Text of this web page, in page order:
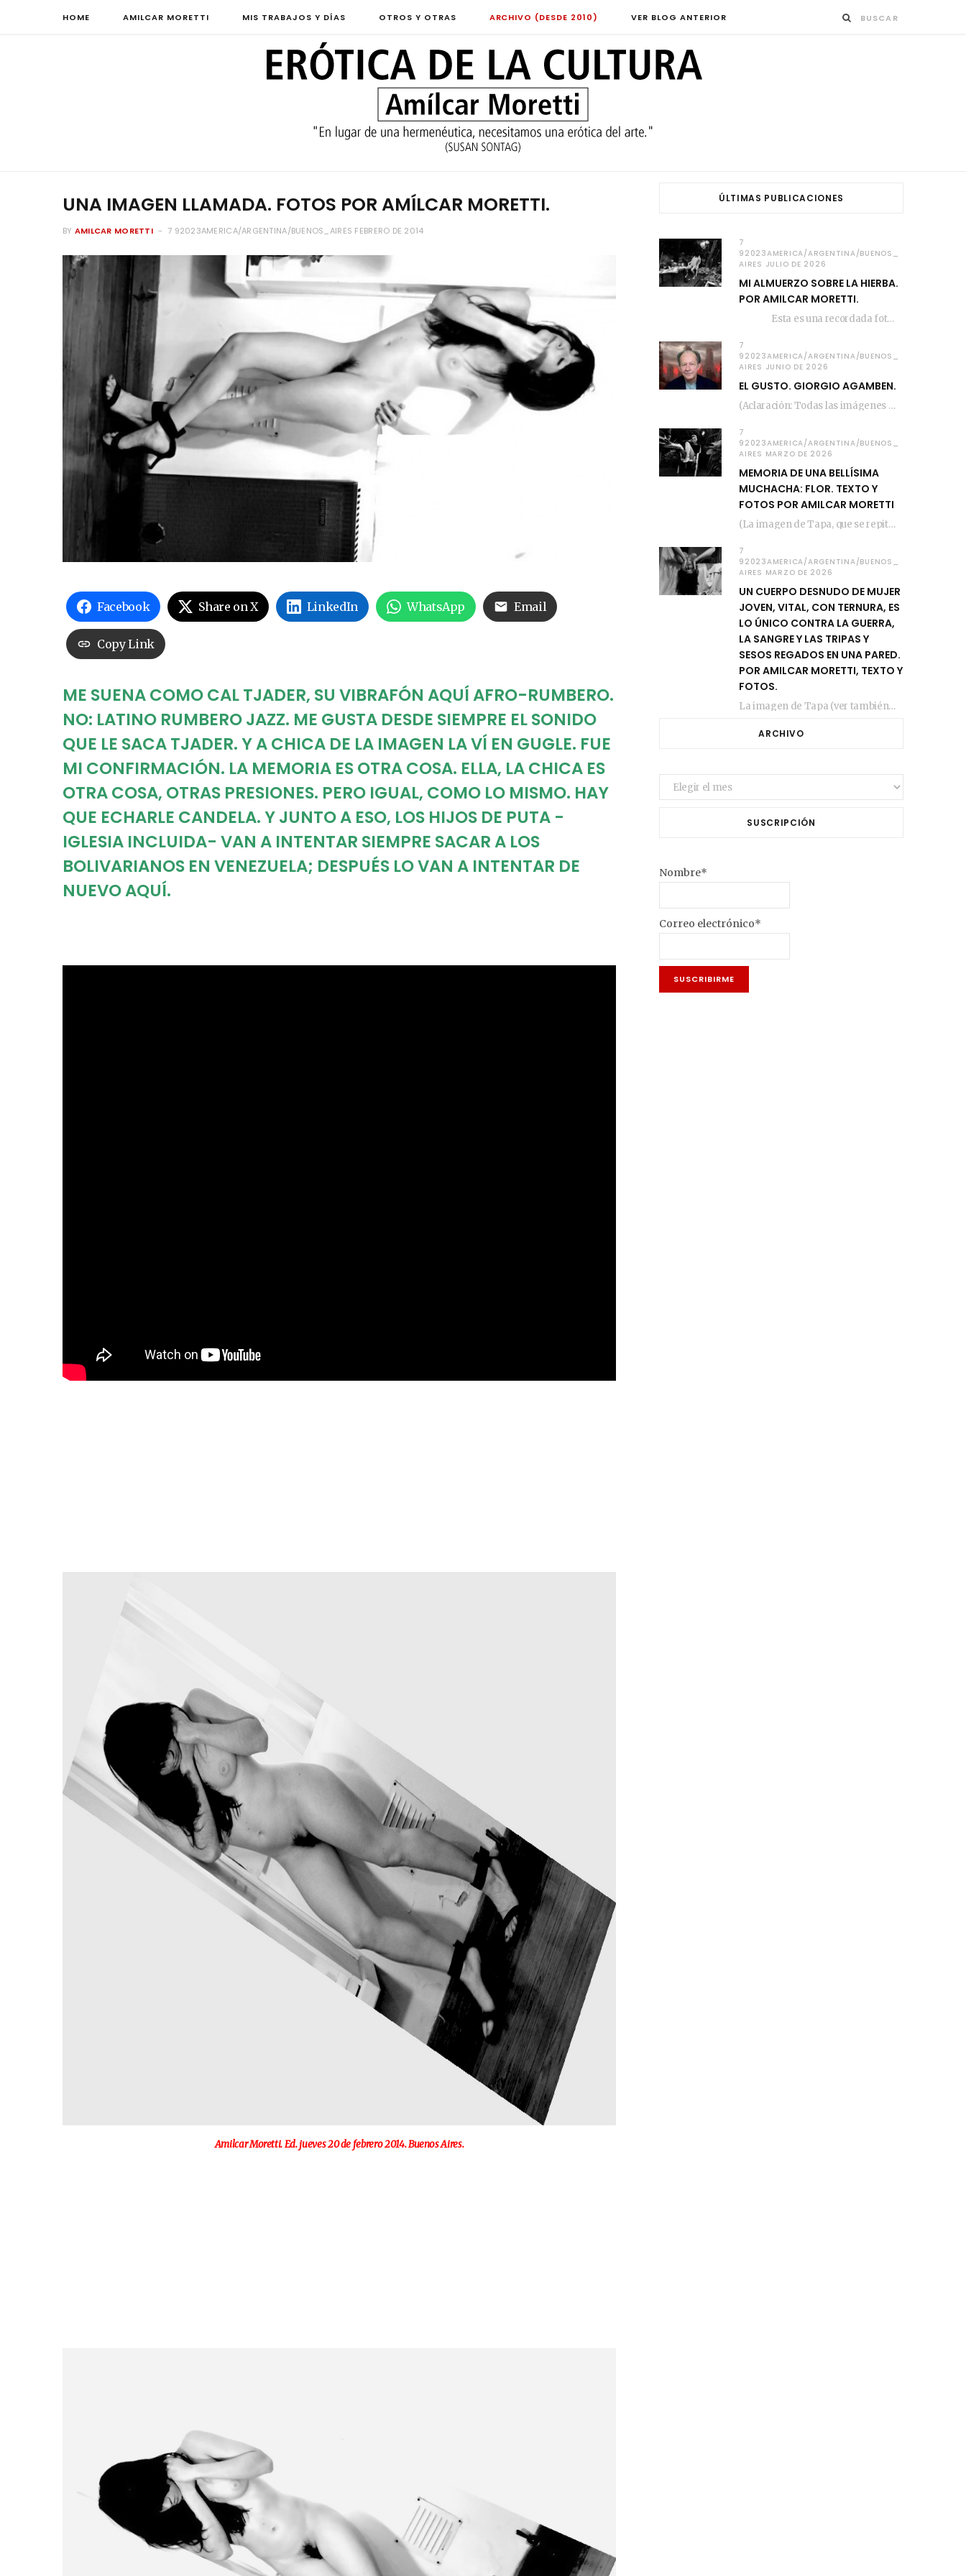
HOME AMILCAR MORETTI MIS TRABAJOS Y DÍAS OTROS Y OTRAS ARCHIVO (DESDE 2010) VER BLOG ANTERIOR
UNA IMAGEN LLAMADA. FOTOS POR AMÍLCAR MORETTI.
BY AMILCAR MORETTI 7 92023AMERICA/ARGENTINA/BUENOS_AIRES FEBRERO DE 2014
Facebook Share on X LinkedIn WhatsApp Email
Copy Link
ME SUENA COMO CAL TJADER, SU VIBRAFÓN AQUÍ AFRO-RUMBERO.
NO: LATINO RUMBERO JAZZ. ME GUSTA DESDE SIEMPRE EL SONIDO
QUE LE SACA TJADER. Y A CHICA DE LA IMAGEN LA VÍ EN GUGLE. FUE
MI CONFIRMACIÓN. LA MEMORIA ES OTRA COSA. ELLA, LA CHICA ES
OTRA COSA, OTRAS PRESIONES. PERO IGUAL, COMO LO MISMO. HAY
QUE ECHARLE CANDELA. Y JUNTO A ESO, LOS HIJOS DE PUTA -
IGLESIA INCLUIDA- VAN A INTENTAR SIEMPRE SACAR A LOS
BOLIVARIANOS EN VENEZUELA; DESPUÉS LO VAN A INTENTAR DE
NUEVO AQUÍ.
Amilcar Moretti. Ed. jueves 20 de febrero 2014. Buenos Aires.
ÚLTIMAS PUBLICACIONES
7
92023AMERICA/ARGENTINA/BUENOS_
AIRES JULIO DE 2026
MI ALMUERZO SOBRE LA HIERBA.
POR AMILCAR MORETTI.
Esta es una recordada fotografía que registré…
7
92023AMERICA/ARGENTINA/BUENOS_
AIRES JUNIO DE 2026
EL GUSTO. GIORGIO AGAMBEN.
(Aclaración: Todas las imágenes de este posteo fueron tomadas de Bloghemia.com, y todos los…
7
92023AMERICA/ARGENTINA/BUENOS_
AIRES MARZO DE 2026
MEMORIA DE UNA BELLÍSIMA
MUCHACHA: FLOR. TEXTO Y
FOTOS POR AMILCAR MORETTI
(La imagen de Tapa, que se repite arriba, fue compuesta por Amilcar Moretti el viernes…
7
92023AMERICA/ARGENTINA/BUENOS_
AIRES MARZO DE 2026
UN CUERPO DESNUDO DE MUJER
JOVEN, VITAL, CON TERNURA, ES
LO ÚNICO CONTRA LA GUERRA,
LA SANGRE Y LAS TRIPAS Y
SESOS REGADOS EN UNA PARED.
POR AMILCAR MORETTI, TEXTO Y
FOTOS.
La imagen de Tapa (ver también más arriba) fue compuesta en estos días de febrero…
ARCHIVO
Archivo
SUSCRIPCIÓN
Nombre*
Correo electrónico*